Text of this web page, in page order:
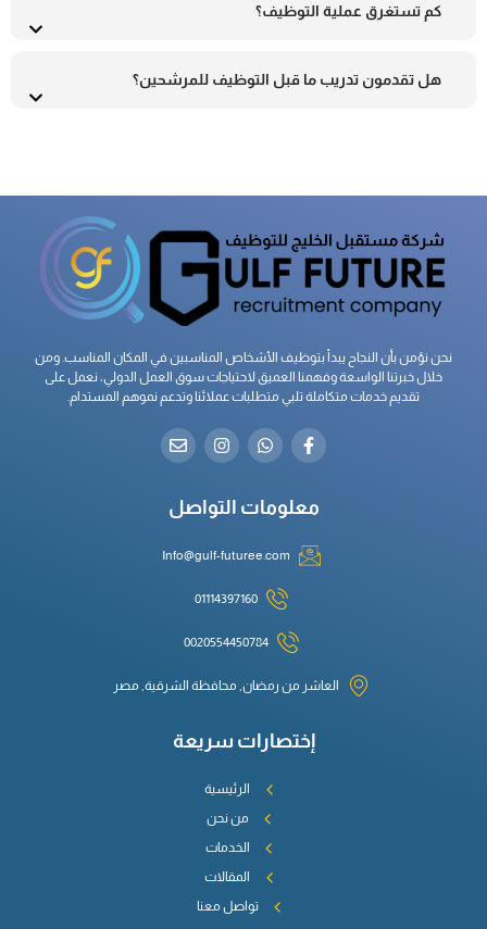
كم تستغرق عملية التوظيف؟
هل تقدمون تدريب ما قبل التوظيف للمرشحين؟
نحن نؤمن بأن النجاح يبدأ بتوظيف الأشخاص المناسبين في المكان المناسب. ومن
خلال خبرتنا الواسعة وفهمنا العميق لاحتياجات سوق العمل الدولي، نعمل على
تقديم خدمات متكاملة تلبي متطلبات عملائنا وتدعم نموهم المستدام.
معلومات التواصل
Info@gulf-futuree.com
01114397160
0020554450784
العاشر من رمضان, محافظة الشرقية, مصر
إختصارات سريعة
الرئيسية
من نحن
الخدمات
المقالات
تواصل معنا